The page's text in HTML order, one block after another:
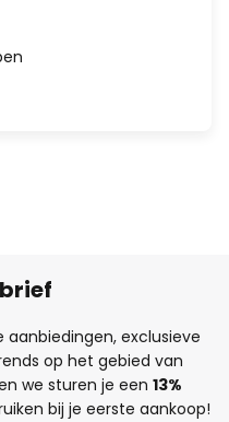
exclusieve
op het gebied van
we sturen je een 13%
bij je eerste aankoop!